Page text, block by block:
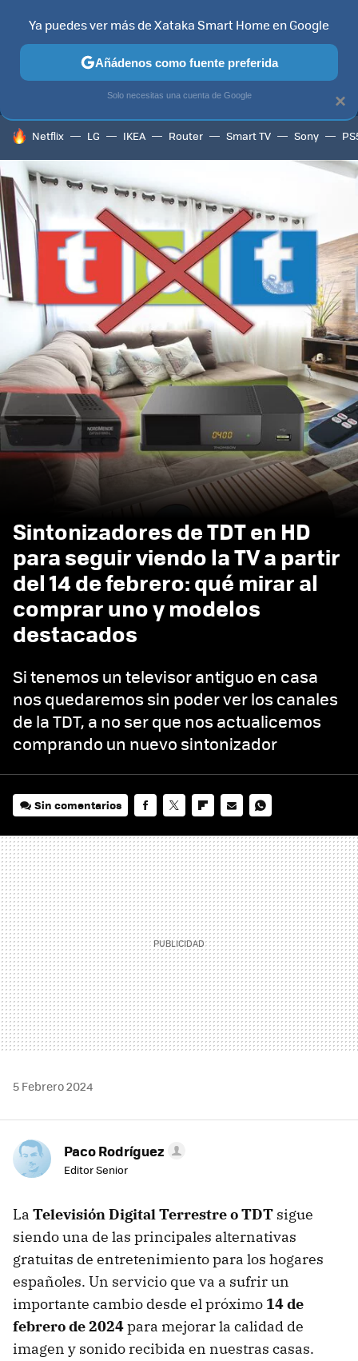
MENÚ NUEVO
CONTENIDOS SMART TV
HOY SE HABLA DE
Netflix LG IKEA Router Smart TV Sony
Sintonizadores de TDT en HD
para seguir viendo la TV a partir
del 14 de febrero: qué mirar al
comprar uno y modelos
destacados
Si tenemos un televisor antiguo en casa
nos quedaremos sin poder ver los canales
de la TDT, a no ser que nos actualicemos
comprando un nuevo sintonizador
Sin comentarios
MAIL
5 Febrero 2024
Paco Rodríguez
Editor Senior
La Televisión Digital Terrestre o TDT sigue
siendo una de las principales alternativas
gratuitas de entretenimiento para los hogares
españoles. Un servicio que va a sufrir un
importante cambio desde el próximo 14 de
febrero de 2024para mejorar la calidad de
imagen y sonido recibida en nuestras casas.
×
Ya puedes ver más de Xataka Smart Home en Google
Añádenos como fuente preferida
Solo necesitas una cuenta de Google